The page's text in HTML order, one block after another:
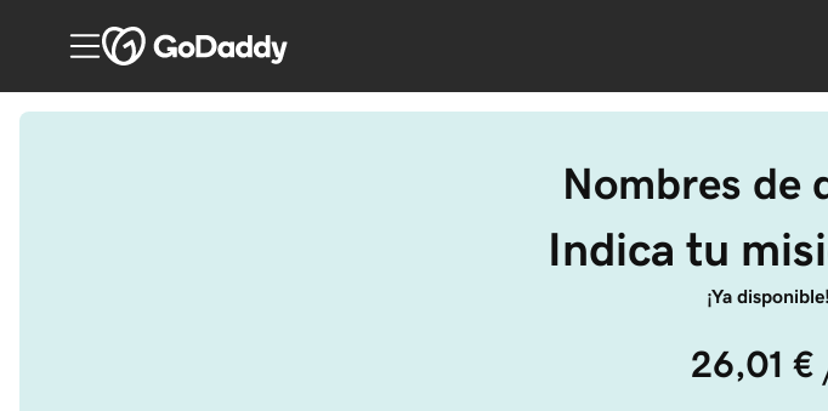
Nombres de
Indica tu
¡Ya
26,01 €